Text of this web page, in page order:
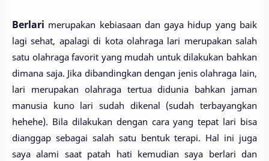
Berlari merupakan kebiasaan dan gaya hidup yang baik
lagi sehat, apalagi di kota olahraga lari merupakan salah
satu olahraga favorit yang mudah untuk dilakukan bahkan
dimana saja. Jika dibandingkan dengan jenis olahraga lain,
lari merupakan olahraga tertua didunia bahkan jaman
manusia kuno lari sudah dikenal (sudah terbayangkan
hehehe). Bila dilakukan dengan cara yang tepat lari bisa
dianggap sebagai salah satu bentuk terapi. Hal ini juga
saya alami saat patah hati kemudian saya berlari dan